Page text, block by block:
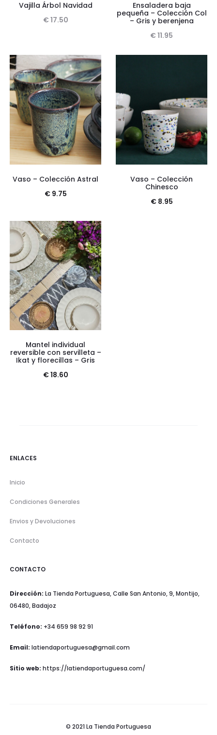
Vajilla Árbol Navidad
€ 17.50
Ensaladera baja
pequeña – Colección Col
– Gris y berenjena
€ 11.95
Vaso – Colección Astral
€9.75
Vaso – Colección
Chinesco
€8.95
Mantel individual
reversible con servilleta –
Ikat y florecillas – Gris
€18.60
ENLACES
Inicio
Condiciones Generales
Envios y Devoluciones
Contacto
CONTACTO
Dirección: La Tienda Portuguesa, Calle San Antonio, 9, Montijo,
06480, Badajoz
Teléfono: +34 659 98 92 91
Email: latiendaportuguesa@gmail.com
Sitio web: https://latiendaportuguesa.com/
© 2021 La Tienda Portuguesa